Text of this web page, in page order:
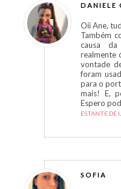
DANIELE
Oii Ane,
Também
causa
realmente
vontade
foram
para o
mais! E,
Espero
ESTANTE DE
SOFIA